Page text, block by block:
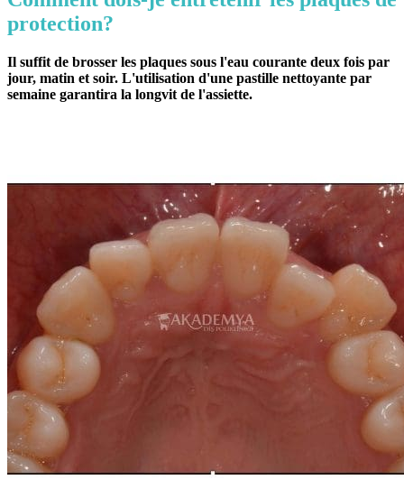
protection?
Il suffit de brosser les plaques sous l'eau courante deux fois par
jour, matin et soir. L'utilisation d'une pastille nettoyante par
semaine garantira la longvit de l'assiette.